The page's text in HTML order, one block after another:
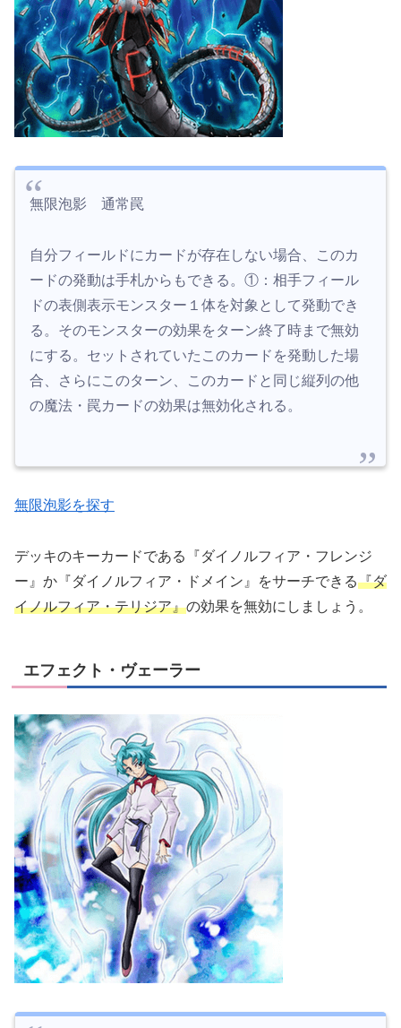
無限泡影 通常罠
自分フィールドにカードが存在しない場合、このカ
ードの発動は手札からもできる。①：相手フィール
ドの表側表示モンスター１体を対象として発動でき
る。そのモンスターの効果をターン終了時まで無効
にする。セットされていたこのカードを発動した場
合、さらにこのターン、このカードと同じ縦列の他
の魔法・罠カードの効果は無効化される。
無限泡影を探す
デッキのキーカードである『ダイノルフィア・フレンジ
ー』か『ダイノルフィア・ドメイン』をサーチできる『ダ
イノルフィア・テリジア』の効果を無効にしましょう。
エフェクト・ヴェーラー